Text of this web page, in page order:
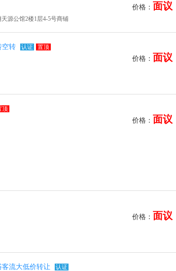
源公馆2楼1层4-5号商铺
价格： 面议
空转 认证
置顶
价格： 面议
顶
价格： 面议
价格： 面议
流大低价转让
认证